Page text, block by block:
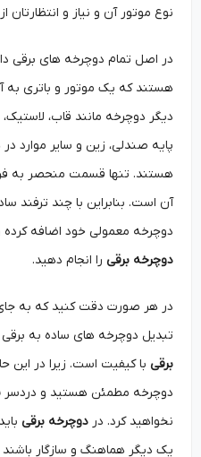
نوع موتور آن و نیاز و انتظارتان از
در اصل تمام دوچرخه ‌های برقی
هستند که یک موتور و باتری به آن
دیگر دوچرخه مانند قاب، لاستیک،
پایه صندلی، زین و سایر موارد در
هستند. تنها قسمت منحصر به فرد در
آن است. بنابراین با چند ترفند ساده
دوچرخه معمولی خود اضافه کرده و
دوچرخه برقی را انجام دهید.
در هر صورت دقت کنید که به جای
تبدیل دوچرخه های ساده به برقی
با کیفیت است. زیرا در این حال
دوچرخه مطمئن هستید و دردسر
نخواهید کرد. دردوچرخه برقی باید
یک دیگر هماهنگ و سازگار باشند تا